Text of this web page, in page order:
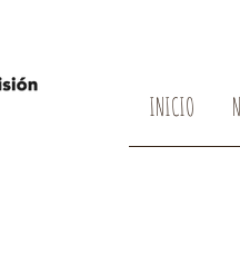
INICIO